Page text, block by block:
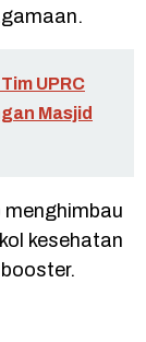
UPRC
Masjid
kesehatan